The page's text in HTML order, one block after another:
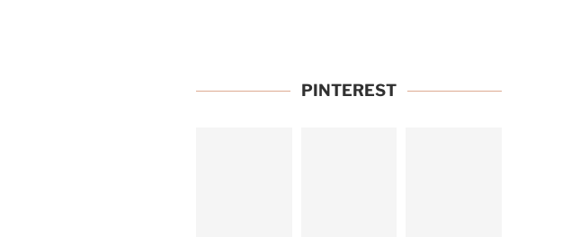
PINTEREST